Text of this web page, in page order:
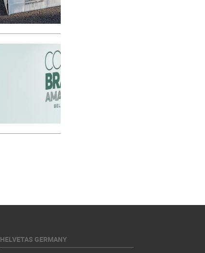
HELVETAS GERMANY